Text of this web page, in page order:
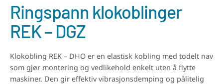
Ringspann klokoblinger
REK – DGZ
Klokobling REK – DHO er en elastisk kobling med todelt nav
som gjør montering og vedlikehold enkelt uten å flytte
maskiner. Den gir effektiv vibrasjonsdemping og pålitelig